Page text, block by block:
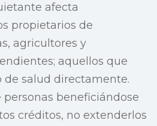
afecta
propietarios de
agricultores y
aquellos que
de salud directamente.
beneficiándose
créditos, no extenderlos